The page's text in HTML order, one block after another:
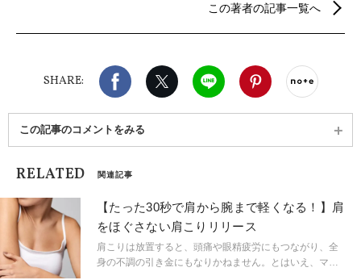
をもとに、オリジナルメソッド「股関節ヨガ」を考
や便秘解消といった女性に嬉しい効果もあると人気
が広まっている。
この著者の記事一覧へ
SHARE:
Facebook X（旧twitter）
LINE Pinterest
この記事のコメントをみる
RELATED 関連記事
【たった30秒で肩から腕まで軽くなる！】肩
をほぐさない肩こりリリース
肩こりは放置すると、頭痛や眼精疲労にもつながり、全
身の不調の引き金にもなりかねません。とはいえ、マッ